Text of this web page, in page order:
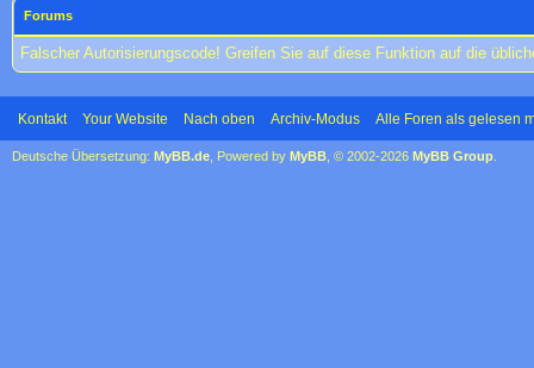
Forums
Falscher Autorisierungscode! Greifen Sie auf diese Funktion auf die
Kontakt Your Website Nach oben Archiv-Modus Alle Foren als gelesen
Deutsche Übersetzung: MyBB.de , Powered by MyBB , © 2002-2026 MyBB Group